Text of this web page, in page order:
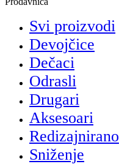
Svi proizvodi
Devojčice
Dečaci
Odrasli
Drugari
Aksesoari
Redizajnirano
Sniženje